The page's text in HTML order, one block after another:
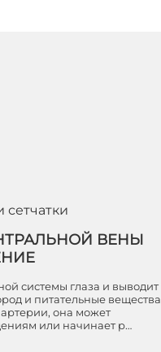
ВЕНЫ
системы глаза и выводит
и питательные вещества
она может
или начинает р…